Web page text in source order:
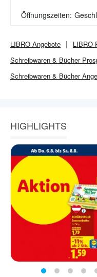
Öffnungszeiten:
LIBRO Angebote LIBRO
Schreibwaren & Bücher
Schreibwaren & Bücher
HIGHLIGHTS